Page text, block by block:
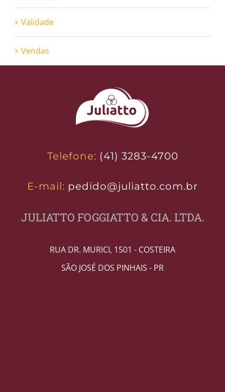
Validade
Vendas
Telefone: (41) 3283-4700
E-mail: pedido@juliatto.com.br
JULIATTO FOGGIATTO & CIA. LTDA.
RUA DR. MURICI, 1501 - COSTEIRA
SÃO JOSÉ DOS PINHAIS - PR